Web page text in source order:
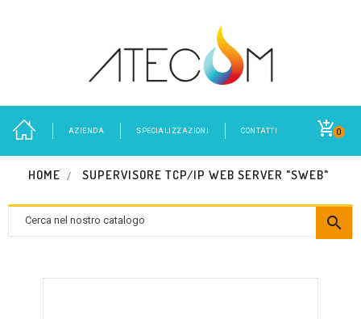
0
AZIENDA SPECIALIZZAZIONI CONTATTI
HOME SUPERVISORE TCP/IP WEB SERVER "SWEB"
